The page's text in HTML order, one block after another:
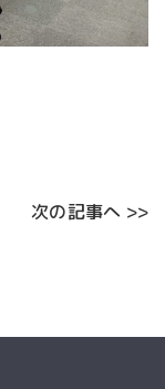
次の記事へ >>